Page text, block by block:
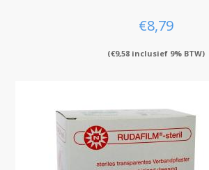
€8,79
(€9,58 inclusief 9% BTW)